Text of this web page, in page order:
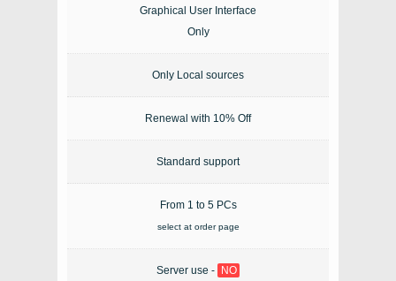
Graphical User Interface
Only
Only Local sources
Renewal with 10% Off
Standard support
From 1 to 5 PCs
select at order page
Server use - NO